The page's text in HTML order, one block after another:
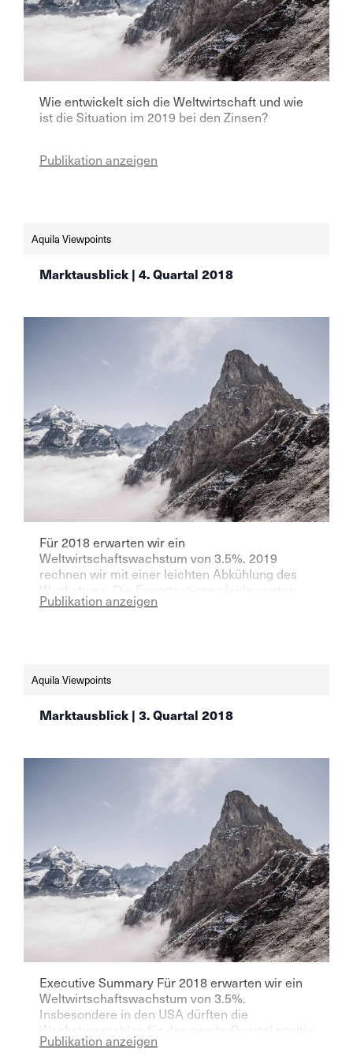
Wie entwickelt sich die Weltwirtschaft und wie
ist die Situation im 2019 bei den Zinsen?
Publikation anzeigen
Aquila Viewpoints
Marktausblick | 4. Quartal 2018
Für 2018 erwarten wir ein
Weltwirtschaftswachstum von 3.5%. 2019
rechnen wir mit einer leichten Abkühlung des
Wachstums. Die Exportnationen leiden unter
den protektionistischen Massnahmen der US-
Publikation anzeigen
Aquila Viewpoints
Marktausblick | 3. Quartal 2018
Executive Summary Für 2018 erwarten wir ein
Weltwirtschaftswachstum von 3.5%.
Insbesondere in den USA dürften die
Wachstumszahlen für das zweite Quartal positiv
überraschen. Der Wirtschaftsaufschwung im
Publikation anzeigen